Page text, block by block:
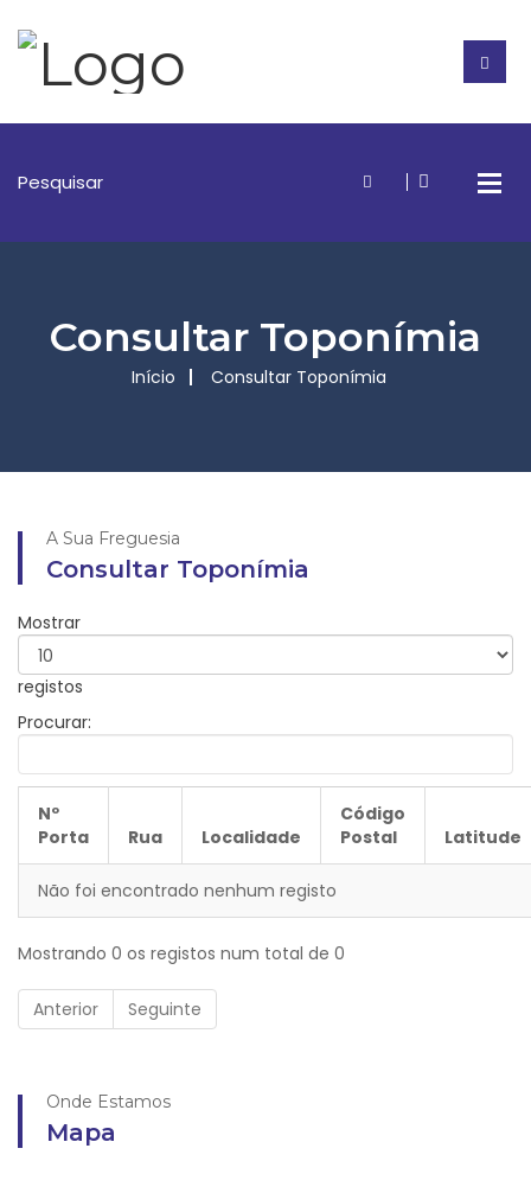
Consultar Toponímia
Início Consultar Toponímia
A Sua Freguesia
Consultar Toponímia
Mostrar
registos
Procurar:
Nº
Porta
Rua Localidade
Código
Postal
Latitude
Não foi encontrado nenhum registo
Mostrando 0 os registos num total de 0
Anterior Seguinte
Onde Estamos
Mapa